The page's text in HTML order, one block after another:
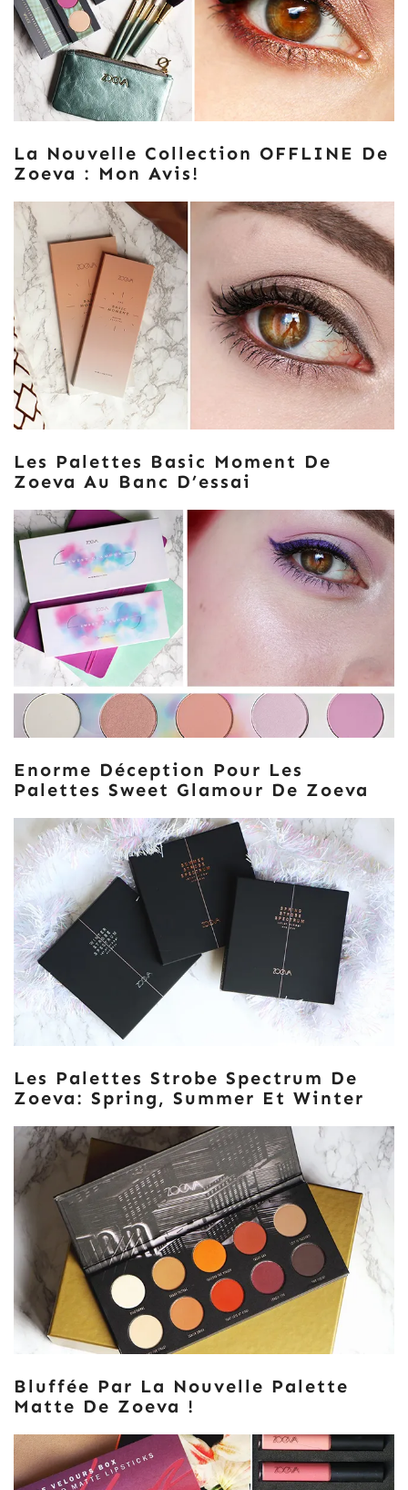
La Nouvelle Collection OFFLINE De
Zoeva : Mon Avis!
Les Palettes Basic Moment De
Zoeva Au Banc D’essai
Enorme Déception Pour Les
Palettes Sweet Glamour De Zoeva
Les Palettes Strobe Spectrum De
Zoeva: Spring, Summer Et Winter
Bluffée Par La Nouvelle Palette
Matte De Zoeva !